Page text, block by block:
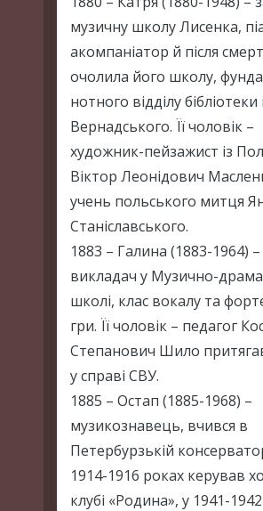
музичну школу Лисенка,
акомпаніатор й після
очолила його школу,
нотного відділу бібліотеки
Вернадського. Її чоловік –
художник-пейзажист із
Віктор Леонідович
учень польського митця
Станіславського.
1883 – Галина (1883-1964) –
викладач у Музично-
школі, клас вокалу та
гри. Її чоловік – педагог
Степанович Шило
у справі СВУ.
1885 – Остап (1885-1968) –
музикознавець, вчився в
Петербурзькій
1914-1916 роках керував
клубі «Родина», у 1941-